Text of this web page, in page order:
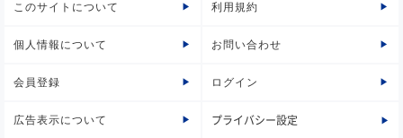
このサイトについて 利用規約
個人情報について お問い合わせ
会員登録 ログイン
広告表示について プライバシー設定